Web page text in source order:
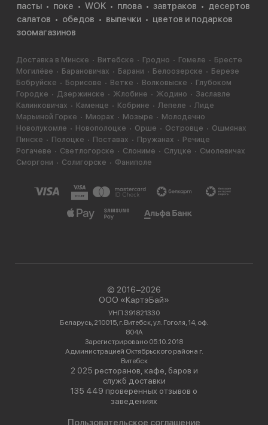
пасты
поке WOK плова завтраков
десертов
салатов
обедов выпечки
цветов и подарков
зоомагазинов
Доставка в Минске Витебске Гродно Гомеле
Бресте
Могилёве
Барановичах Барани Белоозерске
Березе
Бобруйске
Борисове Ветке Волковыске
Глубоком
Городке
Дзержинске Жлобине Жодино
Заславле
Калинковичах
Каменце Кобрине Лепеле
Лиде
Марьиной Горке
Миорах Мозыре
Молодечно
Новолукомле
Новополоцке Орше Островце
Ошмянах
Пинске
Полоцке Поставах Пружанах
Речице
Рогачеве
Светлогорске Слониме Слуцке
Смолевичах
Сморгони
Солигорске Фаниполе
© 2016−2026
ООО «КартэБай»
УНП 391821330
Беларусь, 210015, г. Витебск, ул. Гоголя, 14, оф.
804А
Зарегистрировано 05.10.2018
Администрацией Октябрьского района г.
Витебск
2 025 ресторанов, кафе, баров и
служб доставки
135 449 проверенных отзывов о
заведениях
Пользовательское соглашение